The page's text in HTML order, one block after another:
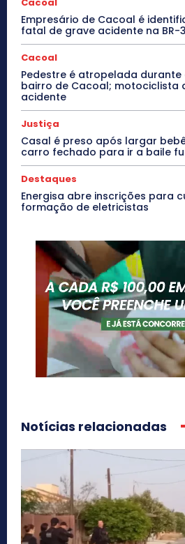
Empresário de Cacoal é
fatal de grave acidente na BR-
Cacoal
Pedestre é atropelada
bairro de Cacoal; motociclista
acidente
Justiça
Casal é preso após largar
carro fechado para ir a baile
Destaques
Energisa abre inscrições para
formação de eletricistas
Notícias relacionadas